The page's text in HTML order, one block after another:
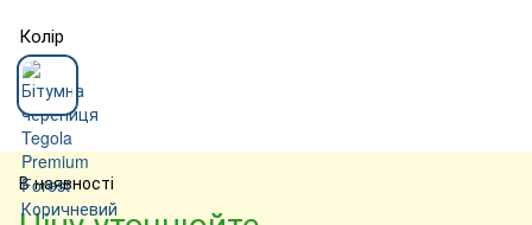
Колір
В наявності